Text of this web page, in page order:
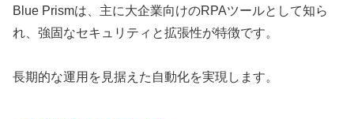
Blue Prismは、主に大企業向けのRPAツールとして知ら
れ、強固なセキュリティと拡張性が特徴です。
長期的な運用を見据えた自動化を実現します。